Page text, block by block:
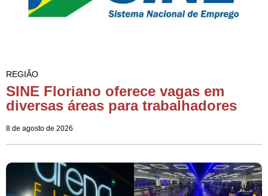
REGIÃO
SINE Floriano oferece vagas em
diversas áreas para trabalhadores
8 de agosto de 2026